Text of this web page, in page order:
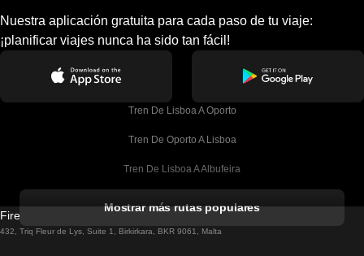
Nuestra aplicación gratuita para cada paso de tu viaje:
¡planificar viajes nunca ha sido tan fácil!
Tren De Lisboa A Oporto
Tren De Oporto A Lisboa
Tren De Lisboa A Albufeira
Tren De Lisboa A Lagos
Mostrar más rutas populares
Firebird GT Limited (OC 1451)
432, Triq Fleur de Lys, Suite 1, Birkirkara, BKR 9061, Malta